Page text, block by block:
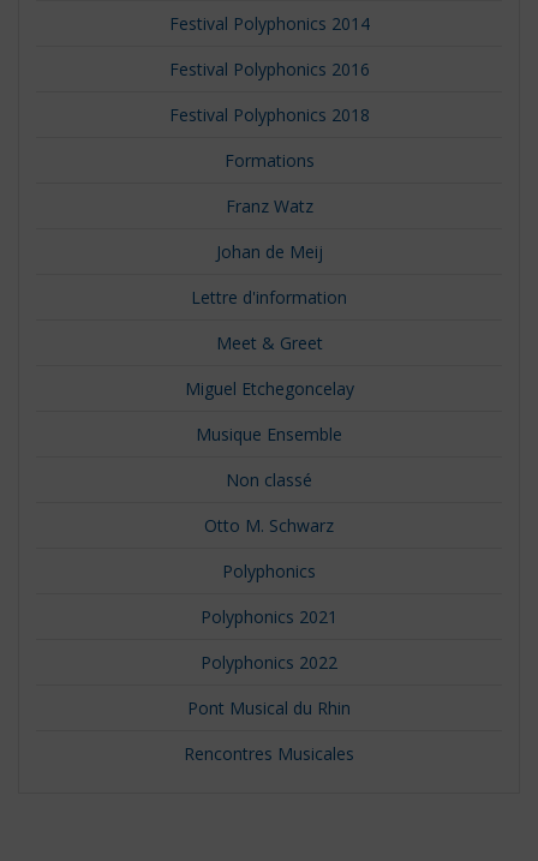
Festival Polyphonics 2014
Festival Polyphonics 2016
Festival Polyphonics 2018
Formations
Franz Watz
Johan de Meij
Lettre d'information
Meet & Greet
Miguel Etchegoncelay
Musique Ensemble
Non classé
Otto M. Schwarz
Polyphonics
Polyphonics 2021
Polyphonics 2022
Pont Musical du Rhin
Rencontres Musicales